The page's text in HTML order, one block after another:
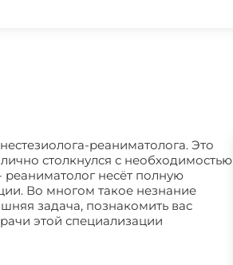
реаниматолога. Это
столкнулся с необходимостью
реаниматолог несёт полную
Во многом такое незнание
задача, познакомить вас
этой специализации